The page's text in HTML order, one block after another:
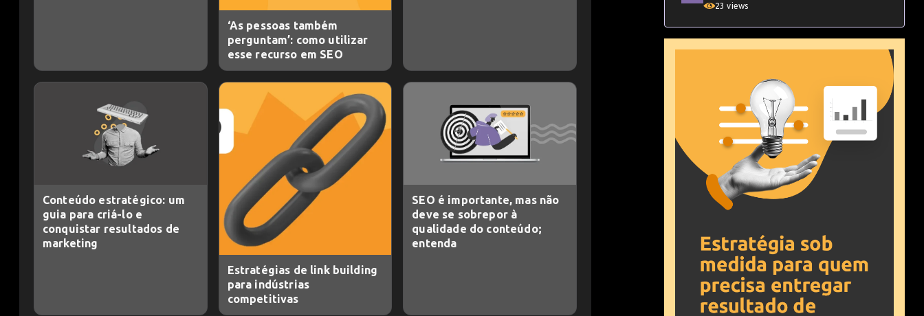
‘As pessoas também
perguntam’: como utilizar
esse recurso em SEO
Conteúdo estratégico: um
guia para criá-lo e
conquistar resultados de
marketing
Estratégias de link building
para indústrias
competitivas
SEO é importante, mas não
deve se sobrepor à
qualidade do conteúdo;
entenda
23 views